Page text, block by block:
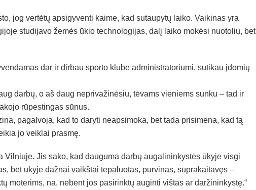
jog vertėtų apsigyventi kaime, kad sutaupytų laiko. Vaikinas yra
studijavo žemės ūkio technologijas, dalį laiko mokėsi nuotoliu, bet
dar ir dirbau sporto klube administratoriumi, sutikau įdomių
darbų, o aš daug neprivažinėsiu, tėvams vieniems sunku – tad ir
rūpestingas sūnus.
pagalvoja, kad to daryti neapsimoka, bet tada prisimena, kad tą
jo veiklai prasmę.
Vilniuje. Jis sako, kad dauguma darbų augalininkystės ūkyje visgi
bet ūkyje dažnai vaikštai tepaluotas, purvinas, suprakaitavęs –
moterims, na, nebent jos pasirinktų auginti vištas ar daržininkystę.“